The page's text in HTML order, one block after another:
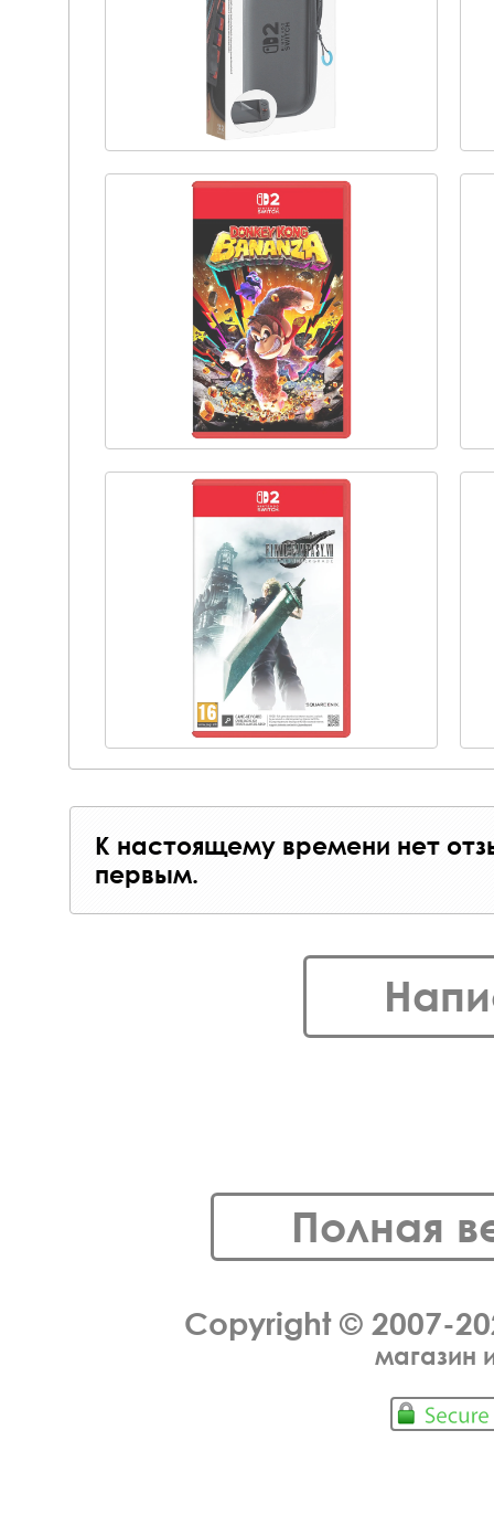
К настоящему времени нет
первым.
Полная
Copyright © 2007-
магазин